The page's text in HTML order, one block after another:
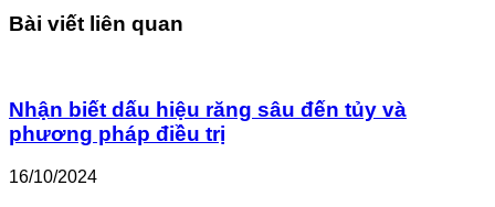
Bài viết liên quan
Nhận biết dấu hiệu răng sâu đến tủy và
phương pháp điều trị
16/10/2024